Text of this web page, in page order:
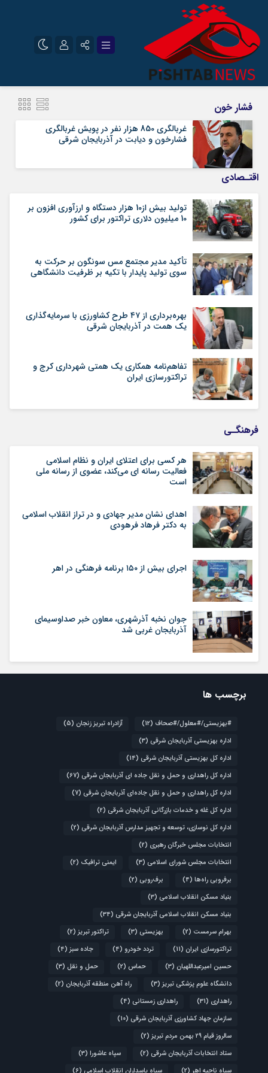
سروش
آپارات
رمز عبور
فشار خون
غربالگری 850 هزار نفر در پویش غربالگری
فشارخون و دیابت در آذربایجان شرقی
اقتـصادی
تولید بیش از10 هزار دستگاه و ارزآوری افزون بر
10 میلیون دلاری تراکتور برای کشور
تأکید مدیر مجتمع مس سونگون بر حرکت به
سوی تولید پایدار با تکیه بر ظرفیت دانشگاهی
بهره‌برداری از ۴۷ طرح کشاورزی با سرمایه‌گذاری
یک همت در آذربایجان شرقی
تفاهم‌نامه همکاری یک همتی شهرداری کرج و
تراکتورسازی ایران
فرهنگـی
هر کسی برای اعتلای ایران و نظام اسلامی
فعالیت رسانه ای می‌کند، عضوی از رسانه ملی
است
اهدای نشان مدیر جهادی و در تراز انقلاب اسلامی
به دکتر فرهاد فرهودی
اجرای بیش از ۱۵۰ برنامه فرهنگی در اهر
جوان نخبه آذرشهری، معاون خبر صداوسیمای
آذربایجان غربی شد
برچسب ها
#بهزیستی/#معلول/#صحاف (12) آزادراه تبریز زنجان (5)
اداره بهزیستی آذربایجان شرقی (3)
اداره کل بهزیستی آذربایجان شرقی (14)
اداره کل راهداری و حمل و نقل جاده ای آذربایجان شرقی (67)
اداره کل راهداری و حمل و نقل جاده‌ای آذربایجان شرقی (7)
اداره کل غله و خدمات بازرگانی آذربایجان شرقی (2)
اداره کل نوسازی، توسعه و تجهیز مدارس آذربایجان شرقی (2)
انتخابات مجلس خبرگان رهبری (2)
انتخابات مجلس شورای اسلامی (3) ایمنی ترافیک (2)
برفروبی راه‌ها (4) برف‌روبی (2)
بنیاد مسکن انقلاب اسلامی (3)
بنیاد مسکن انقلاب اسلامی آذربایجان شرقی (34)
بهرام سرمست (2) بهزیستی (3) تراکتور تبریز (2)
تراکتورسازی ایران (11) تردد خودرو (4) جاده سبز (4)
حسین امیرعبداللهیان (3) حماس (2) حمل و نقل (3)
دانشگاه علوم پزشکی تبریز (3) راه آهن منطقه آذربایجان (2)
راهداری (31) راهداری زمستانی (4)
سازمان جهاد کشاورزی آذربایجان شرقی (10)
سالروز قیام ۲۹ بهمن مردم تبریز
(2)
ستاد انتخابات آذربایجان شرقی (2) سپاه عاشورا (3)